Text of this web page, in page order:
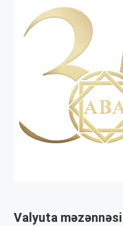
Valyuta məzənnəsi